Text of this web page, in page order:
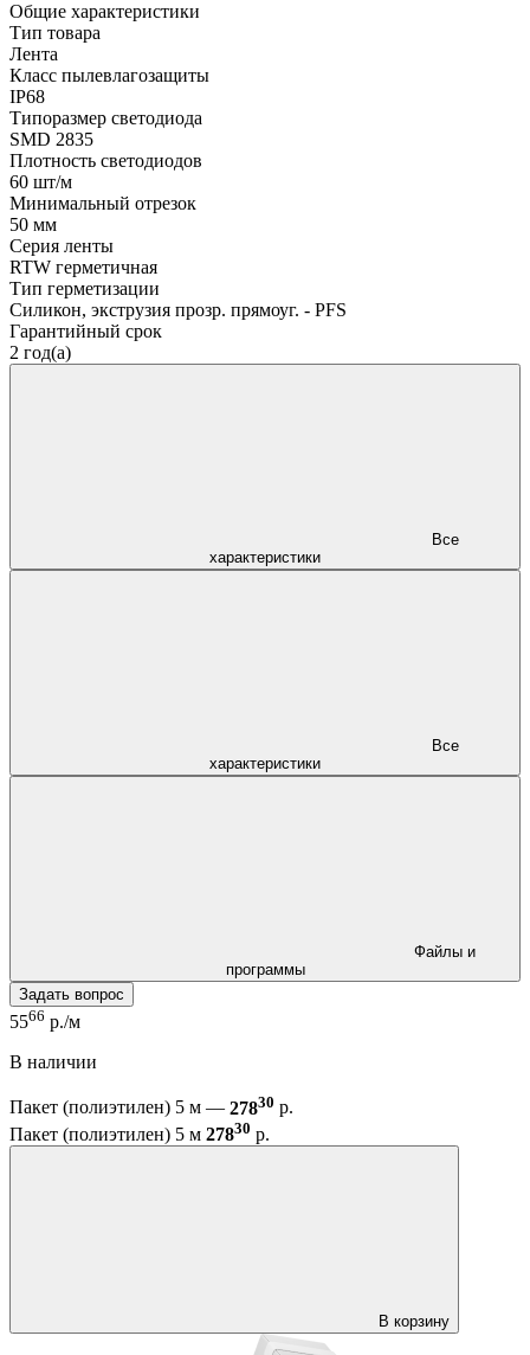
Общие характеристики
Тип товара
Лента
Класс пылевлагозащиты
IP68
Типоразмер светодиода
SMD 2835
Плотность светодиодов
60 шт/м
Минимальный отрезок
50 мм
Серия ленты
RTW герметичная
Тип герметизации
Силикон, экструзия прозр. прямоуг. - PFS
Гарантийный срок
2 год(а)
характеристики
характеристики
программы
Задать вопрос
5566 р./м
В наличии
Пакет (полиэтилен) 5 м — 27830 р.
Пакет (полиэтилен) 5 м 27830 р.
В корзину